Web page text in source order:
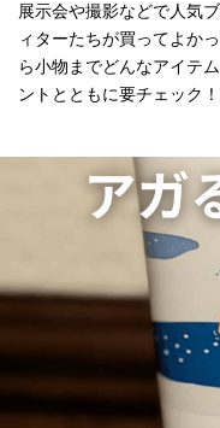
展示会や撮影などで人気
ィターたちが買ってよか
ら小物までどんなアイテ
ントとともに要チェック！